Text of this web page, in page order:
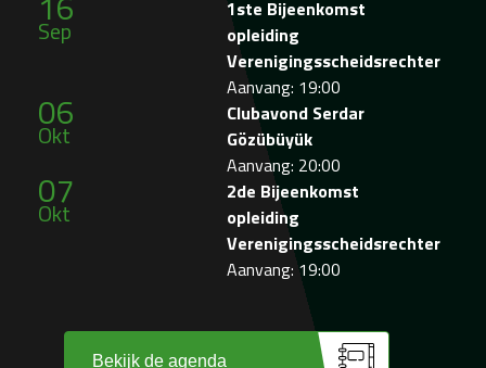
Sep
1ste Bijeenkomst
opleiding
Verenigingsscheidsrechter
Aanvang: 19:00
06
Okt
Clubavond Serdar
Gözübüyük
Aanvang: 20:00
07
Okt
2de Bijeenkomst
opleiding
Verenigingsscheidsrechter
Aanvang: 19:00
Bekijk de agenda